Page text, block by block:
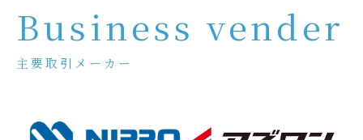
Business vender
主要取引メーカー